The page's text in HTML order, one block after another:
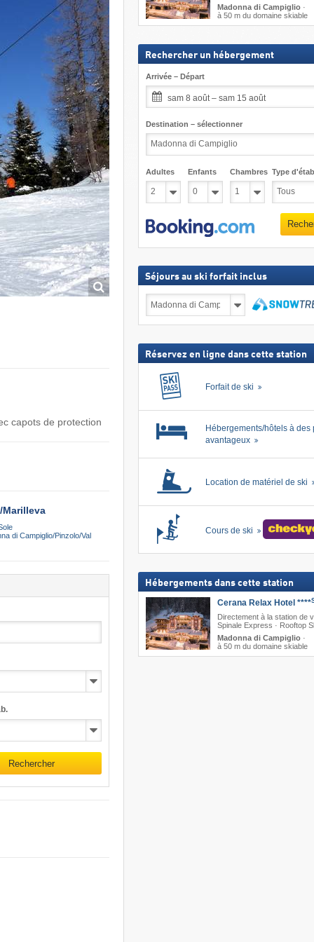
capots de protection
di Campiglio/Pinzolo/Val
Rechercher
Madonna di Campiglio·
à 50 m du domaine skiable
Rechercher un hébergement
Arrivée – Départ
sam 8 août – sam 15 août
Destination – sélectionner
Adultes Enfants Chambres Type
Séjours au ski forfait inclus
au
Réservez en ligne dans cette station
Forfait de ski
Hébergements/hôtels à des
avantageux
Location de matériel de ski
Cours de ski
Hébergements dans cette station
Cerana Relax Hotel ****
Directement à la station de
Spinale Express · Rooftop
Madonna di Campiglio·
à 50 m du domaine skiable